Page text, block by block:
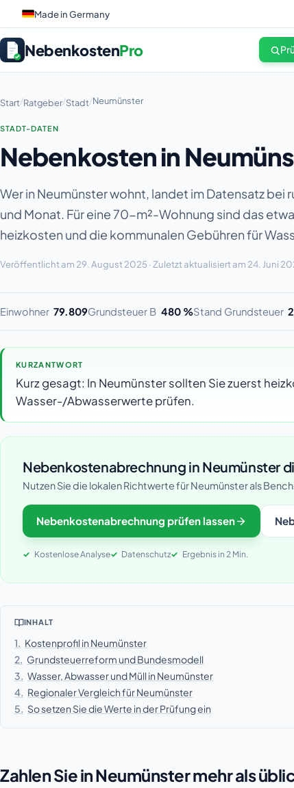
Made in Germany
NebenkostenPro
Start/Ratgeber/Stadt/Neumünster
STADT-DATEN
Nebenkosten in
Wer in Neumünster wohnt, landet im Datensatz
und Monat. Für eine 70-m²-Wohnung sind das
heizkosten und die kommunalen Gebühren für
Veröffentlicht am 29. August 2025 · Zuletzt aktualisiert am 24. Juni
Einwohner 79.809Grundsteuer B 480 %Stand Grundsteuer
KURZANTWORT
Kurz gesagt: In Neumünster sollten Sie zuerst
Wasser-/Abwasserwerte prüfen.
Nebenkostenabrechnung in Neumünster
Nutzen Sie die lokalen Richtwerte für Neumünster als
Nebenkostenabrechnung prüfen lassen
Kostenlose Analyse Datenschutz Ergebnis in 2 Min.
INHALT
1. Kostenprofil in Neumünster
2. Grundsteuerreform und Bundesmodell
3. Wasser, Abwasser und Müll in Neumünster
4. Regionaler Vergleich für Neumünster
5. So setzen Sie die Werte in der Prüfung ein
Zahlen Sie in Neumünster mehr als